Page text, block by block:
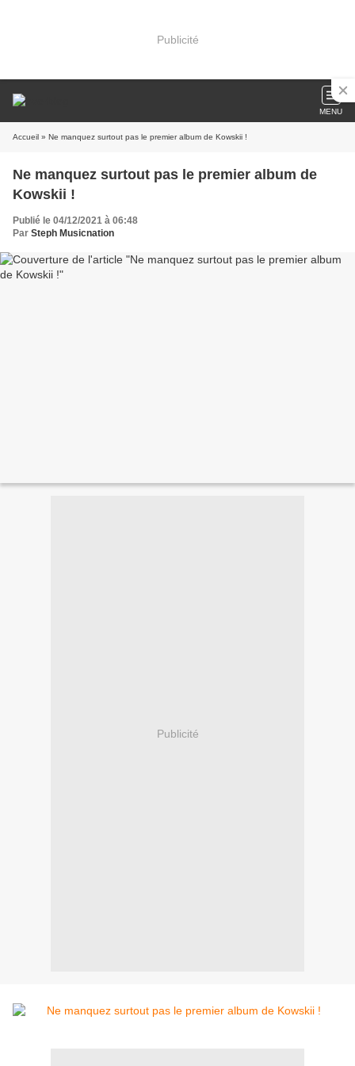
Publicité
MENU
Accueil » Ne manquez surtout pas le premier album de Kowskii !
Ne manquez surtout pas le premier album de
Kowskii !
Publié le 04/12/2021 à 06:48
Par Steph Musicnation
Publicité